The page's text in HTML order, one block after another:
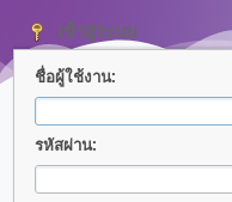
เข้าสู่ระบบ
ชื่อผู้ใช้งาน:
รหัสผ่าน: